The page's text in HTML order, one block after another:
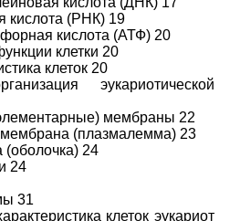
кислота (РНК) 19
кислота (АТФ) 20
клетки 20
клеток 20
эукариотической
мембраны 22
мембрана (плазмалемма) 23
(оболочка) 24
24
31
клеток эукариот